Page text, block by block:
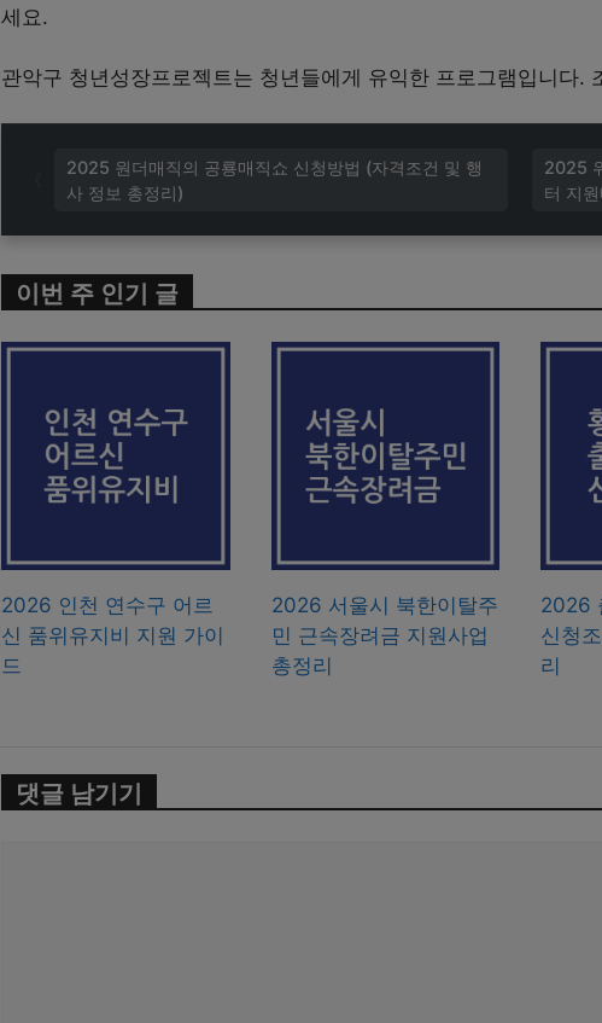
세요.
관악구 청년성장프로젝트는 청년들에게 유익한 프로그램입니다.
2025
터 지
2025 원더매직의 공룡매직쇼 신청방법 (자격조건 및 행
사 정보 총정리)
이번 주 인기 글
2026 인천 연수구 어르
신 품위유지비 지원 가이
드
2026 서울시 북한이탈주
민 근속장려금 지원사업
총정리
2026
신청
리
댓글 남기기